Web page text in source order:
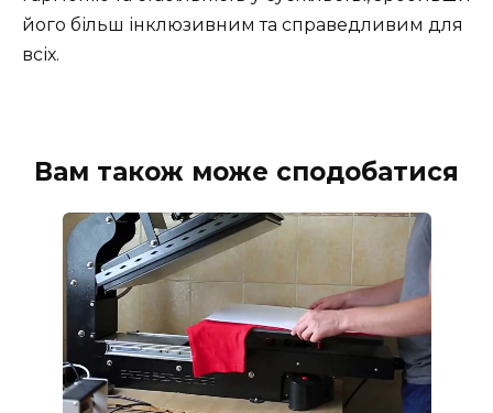
його більш інклюзивним та справедливим для
всіх.
Вам також може сподобатися